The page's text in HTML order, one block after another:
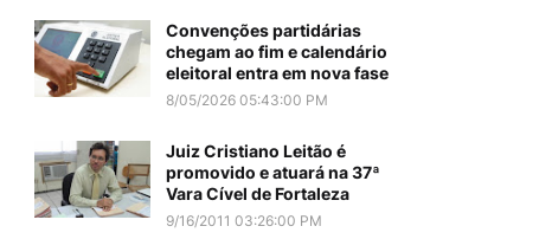
Convenções partidárias
chegam ao fim e calendário
eleitoral entra em nova fase
8/05/2026 05:43:00 PM
Juiz Cristiano Leitão é
promovido e atuará na 37ª
Vara Cível de Fortaleza
9/16/2011 03:26:00 PM